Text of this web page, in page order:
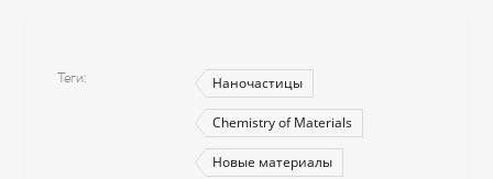
Теги Наночастицы
Chemistry of Materials
Новые материалы